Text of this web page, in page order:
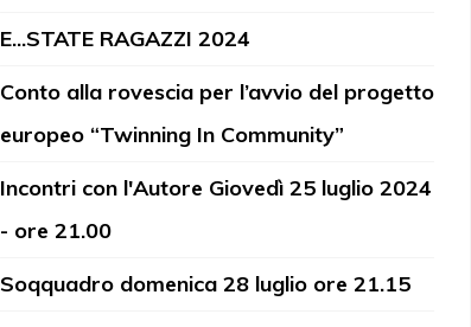
E...STATE RAGAZZI 2024
Conto alla rovescia per l’avvio del progetto
europeo “Twinning In Community”
Incontri con l'Autore Giovedì 25 luglio 2024
- ore 21.00
Soqquadro domenica 28 luglio ore 21.15